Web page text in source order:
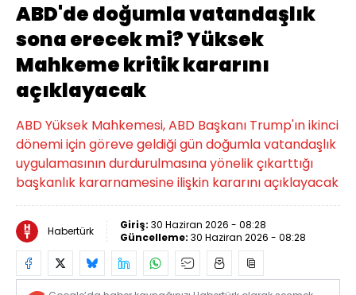
ABD'de doğumla vatandaşlık
sona erecek mi? Yüksek
Mahkeme kritik kararını
açıklayacak
ABD Yüksek Mahkemesi, ABD Başkanı Trump'ın ikinci
dönemi için göreve geldiği gün doğumla vatandaşlık
uygulamasının durdurulmasına yönelik çıkarttığı
başkanlık kararnamesine ilişkin kararını açıklayacak
Habertürk Giriş: 30 Haziran 2026 - 08:28
Güncelleme: 30 Haziran 2026 - 08:28